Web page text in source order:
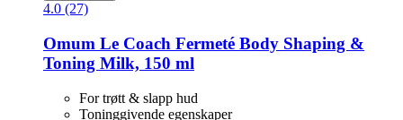
4.0 (27)
Omum Le Coach Fermeté Body Shaping &
Toning Milk, 150 ml
For trøtt & slapp hud
Toninggivende egenskaper